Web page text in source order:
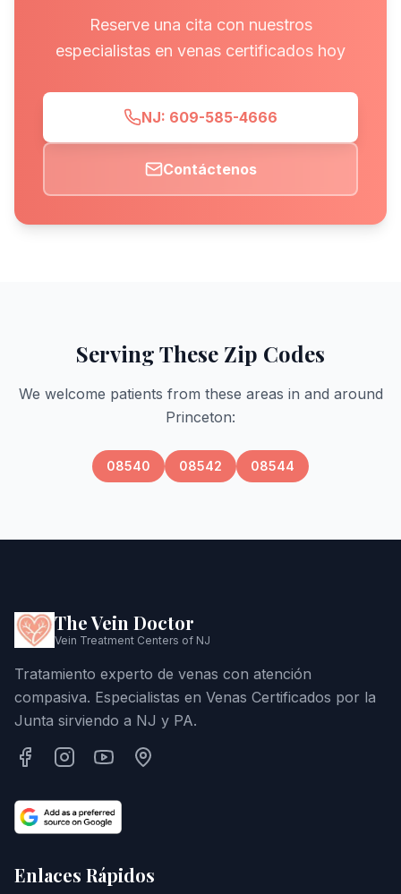
Reserve una cita con nuestros
especialistas en venas certificados hoy
NJ: 609-585-4666
Contáctenos
Serving These Zip Codes
We welcome patients from these areas in and around
Princeton:
08540 08542 08544
The Vein Doctor
Vein Treatment Centers of NJ
Tratamiento experto de venas con atención
compasiva. Especialistas en Venas Certificados por la
Junta sirviendo a NJ y PA.
Enlaces Rápidos